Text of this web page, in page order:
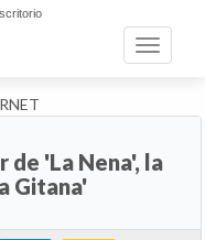
Toggle
'La Nena', la
Gitana'